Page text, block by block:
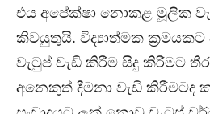
එය අපේක්ෂා නොකළ මූලික
කිවයුතුයි. විද්‍යාත්මක
වැටුප් වැඩි කිරීම සිදු කිරීමට
අනෙකුත් දීමනා වැඩි කිරීමටද